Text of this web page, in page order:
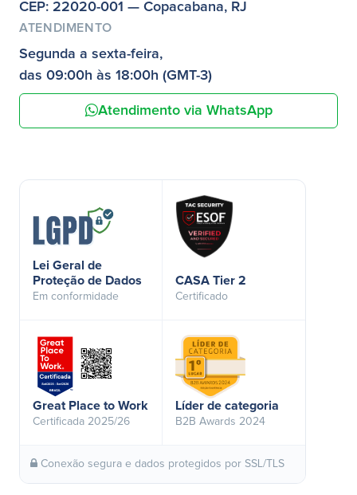
CEP: 22020-001 — Copacabana, RJ
ATENDIMENTO
Segunda a sexta-feira,
das 09:00h às 18:00h (GMT-3)
Atendimento via WhatsApp
Lei Geral de
Proteção de Dados
Em conformidade
CASA Tier 2
Certificado
Great Place to Work
Certificada 2025/26
Líder de categoria
B2B Awards 2024
Conexão segura e dados protegidos por SSL/TLS